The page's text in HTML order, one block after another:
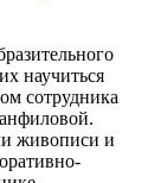
научиться
сотрудника
живописи и